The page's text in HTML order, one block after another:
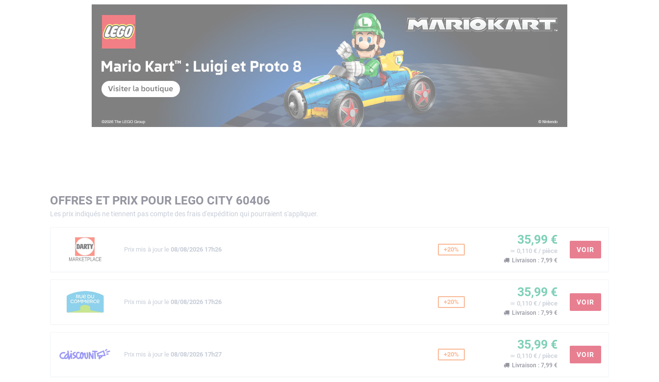
OFFRES ET PRIX POUR LEGO CITY 60406
Les prix indiqués ne tiennent pas compte des frais d'expédition qui pourraient s'appliquer.
Prix mis à jour le 08/08/2026 17h26 +20%
35,99 €
≃ 0,110 € / pièce
Livraison : 7,99 €
VOIR
Prix mis à jour le 08/08/2026 17h26 +20%
35,99 €
≃ 0,110 € / pièce
Livraison : 7,99 €
VOIR
Prix mis à jour le 08/08/2026 17h27 +20%
35,99 €
≃ 0,110 € / pièce
Livraison : 7,99 €
VOIR